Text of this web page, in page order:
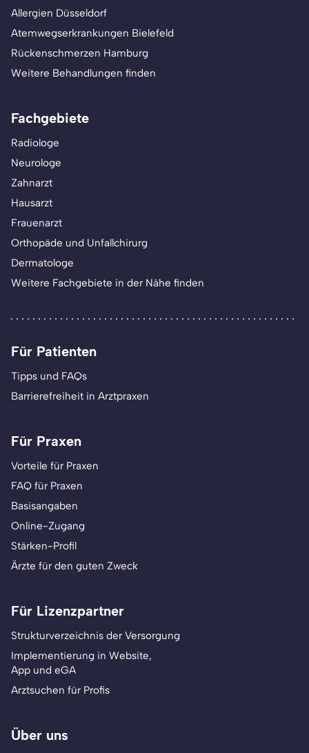
Allergien Düsseldorf
Atemwegserkrankungen Bielefeld
Rückenschmerzen Hamburg
Weitere Behandlungen finden
Fachgebiete
Radiologe
Neurologe
Zahnarzt
Hausarzt
Frauenarzt
Orthopäde und Unfallchirurg
Dermatologe
Weitere Fachgebiete in der Nähe finden
Für Patienten
Tipps und FAQs
Barrierefreiheit in Arztpraxen
Für Praxen
Vorteile für Praxen
FAQ für Praxen
Basisangaben
Online-Zugang
Stärken-Profil
Ärzte für den guten Zweck
Für Lizenzpartner
Strukturverzeichnis der Versorgung
Implementierung in Website,
App und eGA
Arztsuchen für Profis
Über uns